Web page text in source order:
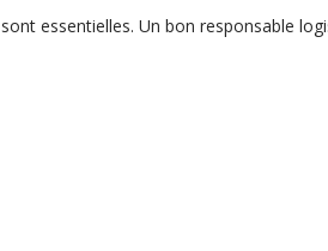
essentielles. Un bon responsable